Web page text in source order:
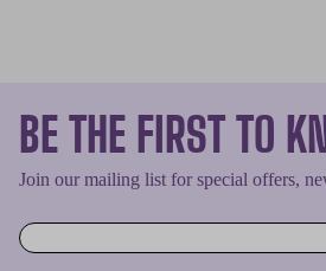
BE THE FIRST TO
Join our mailing list for special offers,